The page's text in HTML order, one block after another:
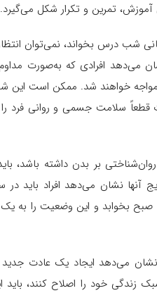
تمرین و تکرار شکل می‌گیرد.
شب درس بخواند، نمی‌توان
می‌دهد افرادی که به‌صورت
مواجه خواهند شد. ممکن است
سلامت جسمی و روانی فرد را
بر بدن داشته باشد،
آنها نشان می‌دهد افراد باید
داشته باشند. اینکه فرد تا پنج صبح بیدار بماند و سپس تا ساعت ۹ یا ۱۰ صبح
نشان می‌دهد ایجاد یک عادت
زندگی خود را اصلاح کنند، باید